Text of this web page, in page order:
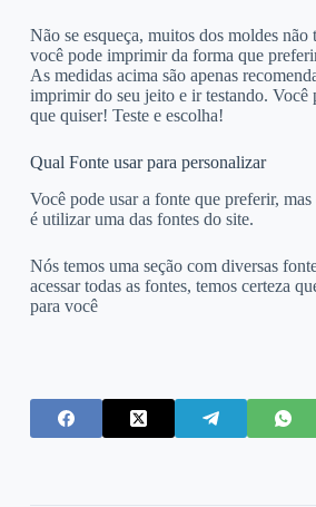
Não se esqueça, muitos dos moldes não
você pode imprimir da forma que
As medidas acima são apenas
imprimir do seu jeito e ir testando. Você
que quiser! Teste e escolha!
Qual Fonte usar para personalizar
Você pode usar a fonte que preferir,
é utilizar uma das fontes do site.
Nós temos uma seção com diversas
acessar todas as fontes, temos certeza
para você